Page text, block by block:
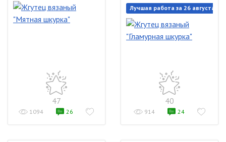
47
1094 26
Лучшая работа за 26 августа
40
914 24